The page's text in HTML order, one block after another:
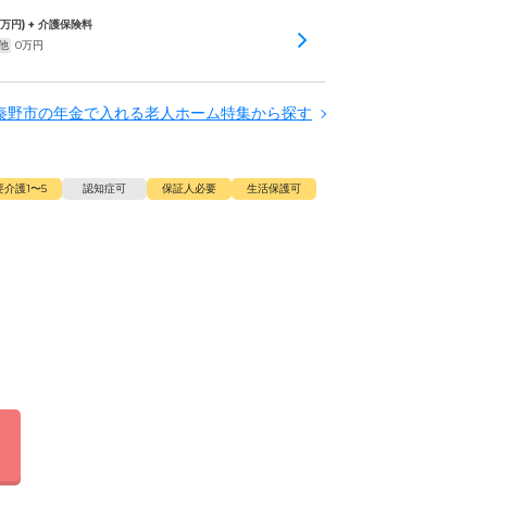
万円) + 介護保険料
0万円
野市の年金で入れる老人ホーム特集から探す
介護1〜5 認知症可 保証人必要
生活保護可